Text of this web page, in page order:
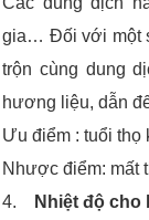
gia… Đối với một
trộn cùng dung
hương liệu, dẫn
Ưu điểm : tuổi thọ
Nhược điểm: mất
4.
Nhiệt độ cho